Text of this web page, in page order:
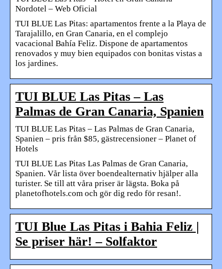
Nordotel – Web Oficial
TUI BLUE Las Pitas: apartamentos frente a la Playa de
Tarajalillo, en Gran Canaria, en el complejo
vacacional Bahía Feliz. Dispone de apartamentos
renovados y muy bien equipados con bonitas vistas a
los jardines.
TUI BLUE Las Pitas – Las
Palmas de Gran Canaria, Spanien
TUI BLUE Las Pitas – Las Palmas de Gran Canaria,
Spanien – pris från $85, gästrecensioner – Planet of
Hotels
TUI BLUE Las Pitas Las Palmas de Gran Canaria,
Spanien. Vår lista över boendealternativ hjälper alla
turister. Se till att våra priser är lägsta. Boka på
planetofhotels.com och gör dig redo för resan!.
TUI Blue Las Pitas i Bahia Feliz |
Se priser här! – Solfaktor